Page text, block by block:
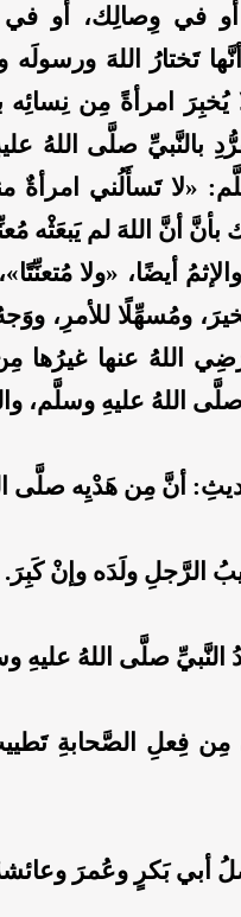
في وِصالِك، أو
تَختارُ اللهَ
يُخبِرَ امرأةً مِن نِسائِه
بالنَّبيِّ صلَّى اللهُ
«لا تَسأَلُني امرأةٌ
أنَّ اللهَ لم يَبعَثْه
أيضًا، «ولا
ومُسهِّلًا للأمرِ،
اللهُ عنها غيرُها
اللهُ عليهِ وسلَّم،
أنَّ مِن هَدْيِه صلَّى
الرَّجلِ ولَدَه وإنْ كَبِرَ.
النَّبيِّ صلَّى اللهُ عليهِ
مِن فِعلِ الصَّحابةِ
أبي بَكرٍ وعُمرَ